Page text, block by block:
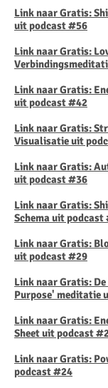
Link naar Gratis:
uit podcast #56
Link naar Gratis:
Link naar Gratis:
uit podcast #42
Link naar Gratis:
Visualisatie uit
Link naar Gratis:
uit podcast #36
Link naar Gratis:
Schema uit podcast
Link naar Gratis:
uit podcast #29
Link naar Gratis:
Purpose' meditatie
Link naar Gratis:
Sheet uit podcast
Link naar Gratis:
podcast #24